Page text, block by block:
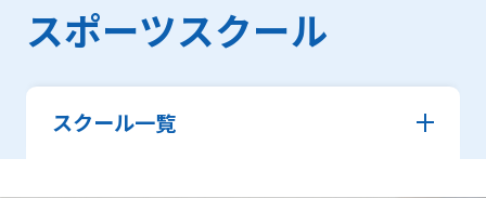
スポーツスクール
スクール一覧